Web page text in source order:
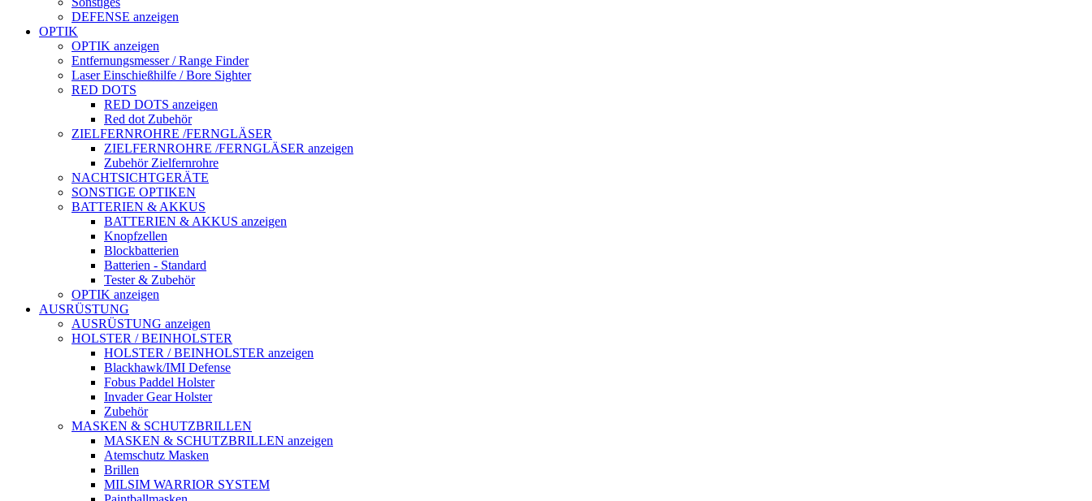
DEFENSE anzeigen
OPTIK
OPTIK anzeigen
Entfernungsmesser / Range Finder
Laser Einschießhilfe / Bore Sighter
RED DOTS
RED DOTS anzeigen
Red dot Zubehör
ZIELFERNROHRE /FERNGLÄSER
ZIELFERNROHRE /FERNGLÄSER anzeigen
Zubehör Zielfernrohre
NACHTSICHTGERÄTE
SONSTIGE OPTIKEN
BATTERIEN & AKKUS
BATTERIEN & AKKUS anzeigen
Knopfzellen
Blockbatterien
Batterien - Standard
Tester & Zubehör
OPTIK anzeigen
AUSRÜSTUNG
AUSRÜSTUNG anzeigen
HOLSTER / BEINHOLSTER
HOLSTER / BEINHOLSTER anzeigen
Blackhawk/IMI Defense
Fobus Paddel Holster
Invader Gear Holster
Zubehör
MASKEN & SCHUTZBRILLEN
MASKEN & SCHUTZBRILLEN anzeigen
Atemschutz Masken
Brillen
MILSIM WARRIOR SYSTEM